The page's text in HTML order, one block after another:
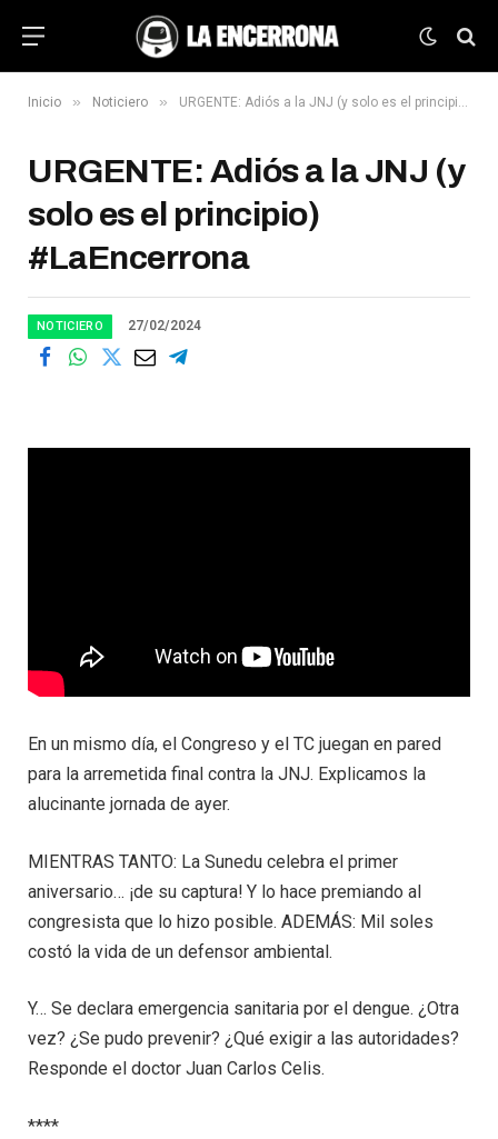
Inicio » Noticiero » URGENTE: Adiós a la JNJ (y solo es el principio) #LaEncerrona
URGENTE: Adiós a la JNJ (y
solo es el principio)
#LaEncerrona
NOTICIERO 27/02/2024
En un mismo día, el Congreso y el TC juegan en pared
para la arremetida final contra la JNJ. Explicamos la
alucinante jornada de ayer.
MIENTRAS TANTO: La Sunedu celebra el primer
aniversario… ¡de su captura! Y lo hace premiando al
congresista que lo hizo posible. ADEMÁS: Mil soles
costó la vida de un defensor ambiental.
Y… Se declara emergencia sanitaria por el dengue. ¿Otra
vez? ¿Se pudo prevenir? ¿Qué exigir a las autoridades?
Responde el doctor Juan Carlos Celis.
****